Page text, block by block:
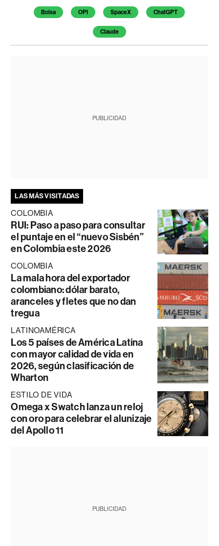
Bolsa OPI SpaceX ChatGPT
Claude
PUBLICIDAD
LAS MÁS VISITADAS
COLOMBIA
RUI: Paso a paso para consultar
el puntaje en el “nuevo Sisbén”
en Colombia este 2026
COLOMBIA
La mala hora del exportador
colombiano: dólar barato,
aranceles y fletes que no dan
tregua
LATINOAMÉRICA
Los 5 países de América Latina
con mayor calidad de vida en
2026, según clasificación de
Wharton
ESTILO DE VIDA
Omega x Swatch lanza un reloj
con oro para celebrar el alunizaje
del Apollo 11
PUBLICIDAD